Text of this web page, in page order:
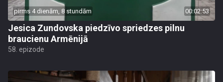
pirms 4 dienām, 8 stundām 00:02:53
Jesica Zundovska piedzīvo spriedzes pilnu
braucienu Armēnijā
58. epizode